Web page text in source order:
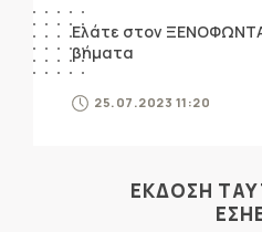
Ελάτε στον
βήματα
25.07.2023 11:20
ΕΚΔΟΣΗ